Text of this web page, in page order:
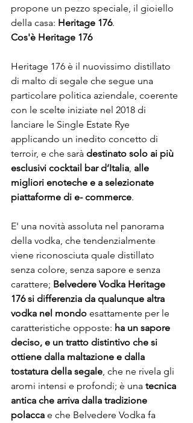
propone un pezzo speciale, il gioiello
della casa: Heritage 176.
Cos'è Heritage 176
Heritage 176 è il nuovissimo distillato
di malto di segale che segue una
particolare politica aziendale, coerente
con le scelte iniziate nel 2018 di
lanciare le Single Estate Rye
applicando un inedito concetto di
terroir, e che sarà destinato solo ai più
esclusivi cocktail bar d’Italia, alle
migliori enoteche e a selezionate
piattaforme di e- commerce.
E' una novità assoluta nel panorama
della vodka, che tendenzialmente
viene riconosciuta quale distillato
senza colore, senza sapore e senza
carattere; Belvedere Vodka Heritage
176 si differenzia da qualunque altra
vodka nel mondo esattamente per le
caratteristiche opposte: ha un sapore
deciso, e un tratto distintivo che si
ottiene dalla maltazione e dalla
tostatura della segale, che ne rivela gli
aromi intensi e profondi; è una tecnica
antica che arriva dalla tradizione
polacca e che Belvedere Vodka fa